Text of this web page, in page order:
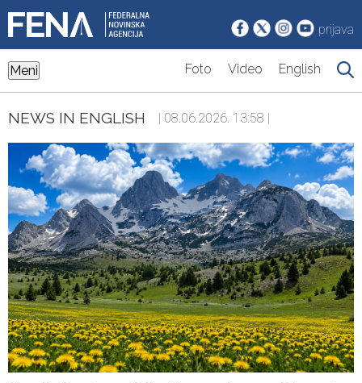
prijava
Meni Foto Video English
NEWS IN ENGLISH | 08.06.2026. 13:58 |